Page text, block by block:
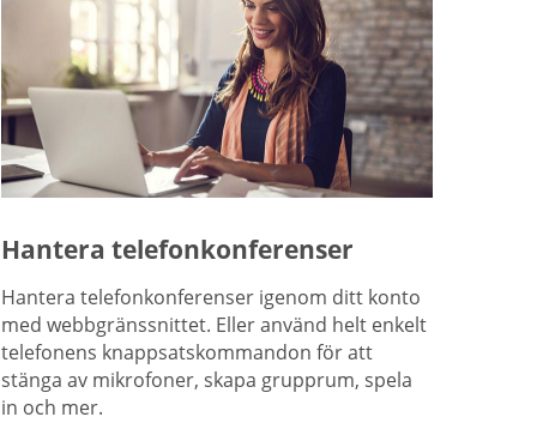
Hantera telefonkonferenser
Hantera telefonkonferenser igenom ditt konto
med webbgränssnittet. Eller använd helt enkelt
telefonens knappsatskommandon för att
stänga av mikrofoner, skapa grupprum, spela
in och mer.